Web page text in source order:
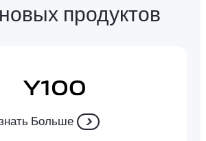
продуктов
Больше